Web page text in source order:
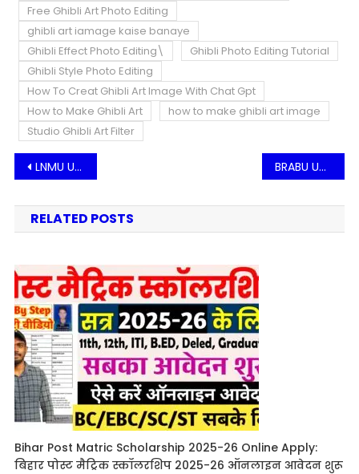
Free Ghibli Art Photo Editing
ghibli art iamage kaise banaye
Ghibli Effect Photo Editing\
Ghibli Photo Editing Tutorial
Ghibli Style Photo Editing
How To Creat Ghibli Art Image With Chat Gpt
How to Make Ghibli Art
how to make ghibli art image
Studio Ghibli Art Filter
Post
navigation
LNMU UG Admission 2025-29 Online Apply For B.A, B.Sc, B.Com | LNMU UG Admission 2025 @lnmuniversity.com BRABU UG Admission 2025-29 Online Apply | Bihar University UG Admission 2025-29 @https://brabu.ac.in/
RELATED POSTS
Bihar Post Matric Scholarship 2025-26 Online Apply:
बिहार पोस्ट मैट्रिक स्कॉलरशिप 2025-26 ऑनलाइन आवेदन शुरू